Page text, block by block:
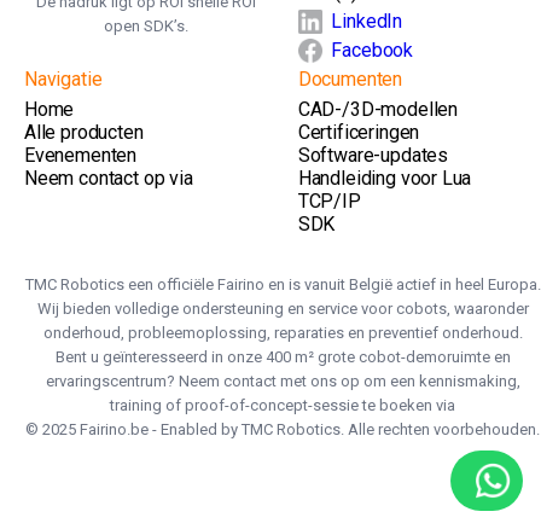
open SDK’s.
LinkedIn
Facebook
Navigatie
Home
Alle producten
Evenementen
Neem contact op via
Documenten
CAD-/3D-modellen
Certificeringen
Software-updates
Handleiding voor Lua
TCP/IP
SDK
TMC Robotics een officiële Fairino en is vanuit België actief in heel Europa.
Wij bieden volledige ondersteuning en service voor cobots, waaronder
onderhoud, probleemoplossing, reparaties en preventief onderhoud.
Bent u geïnteresseerd in onze 400 m² grote cobot-demoruimte en
ervaringscentrum? Neem contact met ons op om een kennismaking,
training of proof-of-concept-sessie te boeken via
© 2025 Fairino.be - Enabled by TMC Robotics. Alle rechten voorbehouden.